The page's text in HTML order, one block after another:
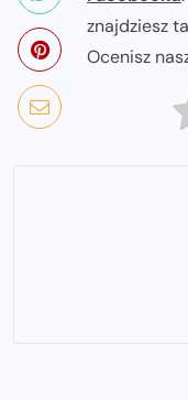
znajdziesz
Ocenisz